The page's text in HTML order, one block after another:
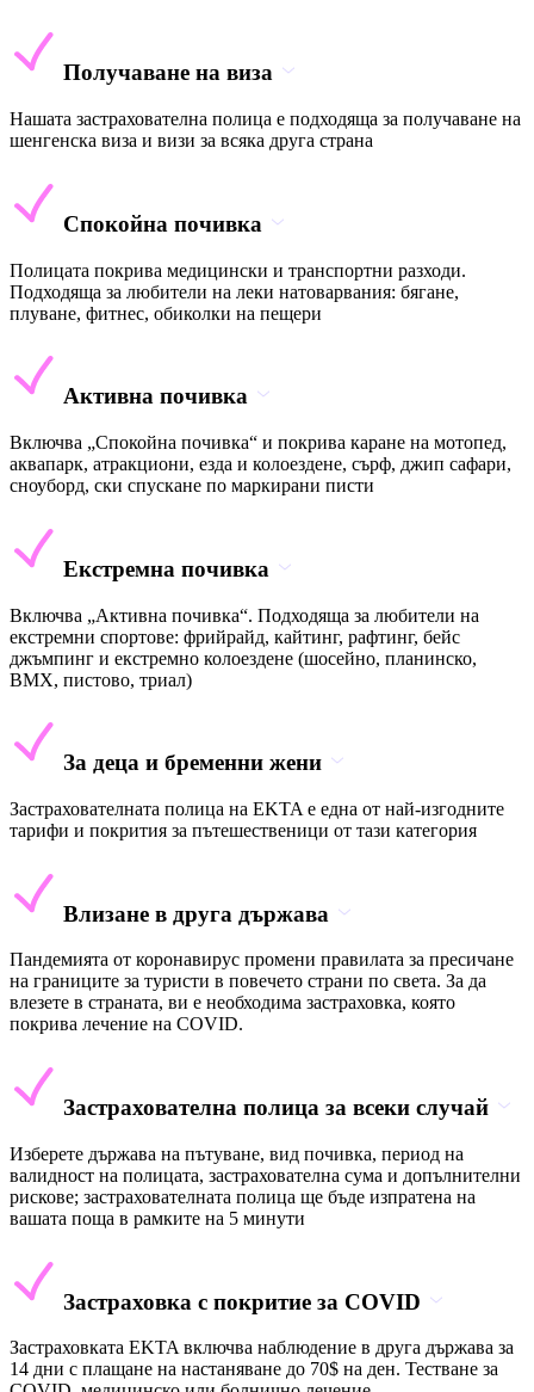
Получаване на виза
Нашата застрахователна полица е подходяща за получаване на
шенгенска виза и визи за всяка друга страна
Спокойна почивка
Полицата покрива медицински и транспортни разходи.
Подходяща за любители на леки натоварвания: бягане,
плуване, фитнес, обиколки на пещери
Активна почивка
Включва „Спокойна почивка“ и покрива каране на мотопед,
аквапарк, атракциони, езда и колоездене, сърф, джип сафари,
сноуборд, ски спускане по маркирани писти
Екстремна почивка
Включва „Активна почивка“. Подходяща за любители на
екстремни спортове: фрийрайд, кайтинг, рафтинг, бейс
джъмпинг и екстремно колоездене (шосейно, планинско,
BMX, пистово, триал)
За деца и бременни жени
Застрахователната полица на EKTA е една от най-изгодните
тарифи и покрития за пътешественици от тази категория
Влизане в друга държава
Пандемията от коронавирус промени правилата за пресичане
на границите за туристи в повечето страни по света. За да
влезете в страната, ви е необходима застраховка, която
покрива лечение на COVID.
Застрахователна полица за всеки случай
Изберете държава на пътуване, вид почивка, период на
валидност на полицата, застрахователна сума и допълнителни
рискове; застрахователната полица ще бъде изпратена на
вашата поща в рамките на 5 минути
Застраховка с покритие за COVID
Застраховката EKTA включва наблюдение в друга държава за
14 дни с плащане на настаняване до 70$ на ден. Тестване за